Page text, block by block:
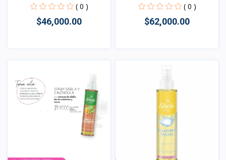
LECHUGA Y...
( 0 )
$46,000.00
NA...
( 0 )
$62,000.00